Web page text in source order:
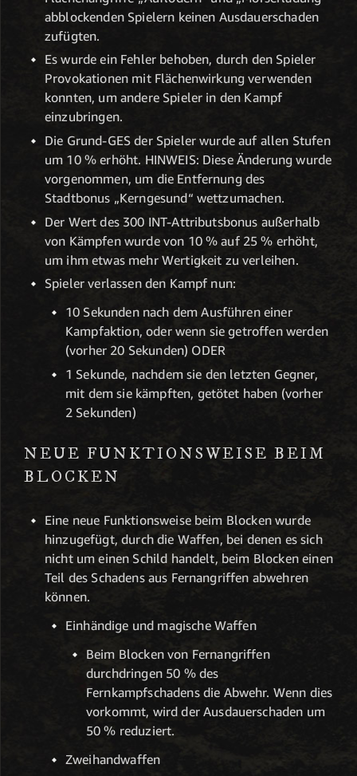
abblockenden Spielern keinen Ausdauerschaden
zufügten.
Es wurde ein Fehler behoben, durch den Spieler
Provokationen mit Flächenwirkung verwenden
konnten, um andere Spieler in den Kampf
einzubringen.
Die Grund-GES der Spieler wurde auf allen Stufen
um 10 % erhöht. HINWEIS: Diese Änderung wurde
vorgenommen, um die Entfernung des
Stadtbonus „Kerngesund“ wettzumachen.
Der Wert des 300 INT-Attributsbonus außerhalb
von Kämpfen wurde von 10 % auf 25 % erhöht,
um ihm etwas mehr Wertigkeit zu verleihen.
Spieler verlassen den Kampf nun:
10 Sekunden nach dem Ausführen einer
Kampfaktion, oder wenn sie getroffen werden
(vorher 20 Sekunden) ODER
1 Sekunde, nachdem sie den letzten Gegner,
mit dem sie kämpften, getötet haben (vorher
2 Sekunden)
NEUE FUNKTIONSWEISE BEIM
BLOCKEN
Eine neue Funktionsweise beim Blocken wurde
hinzugefügt, durch die Waffen, bei denen es sich
nicht um einen Schild handelt, beim Blocken einen
Teil des Schadens aus Fernangriffen abwehren
können.
Einhändige und magische Waffen
Beim Blocken von Fernangriffen
durchdringen 50 % des
Fernkampfschadens die Abwehr. Wenn dies
vorkommt, wird der Ausdauerschaden um
50 % reduziert.
Zweihandwaffen